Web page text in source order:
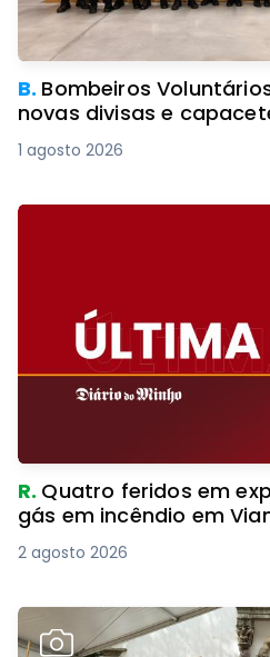
B. Bombeiros
novas divisas e
1 agosto 2026
R. Quatro feridos em
gás em incêndio em
2 agosto 2026